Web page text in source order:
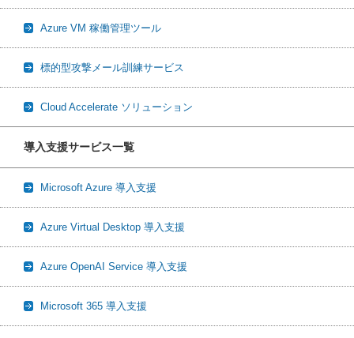
Azure VM 稼働管理ツール
標的型攻撃メール訓練サービス
Cloud Accelerate ソリューション
導入支援サービス一覧
Microsoft Azure 導入支援
Azure Virtual Desktop 導入支援
Azure OpenAI Service 導入支援
Microsoft 365 導入支援